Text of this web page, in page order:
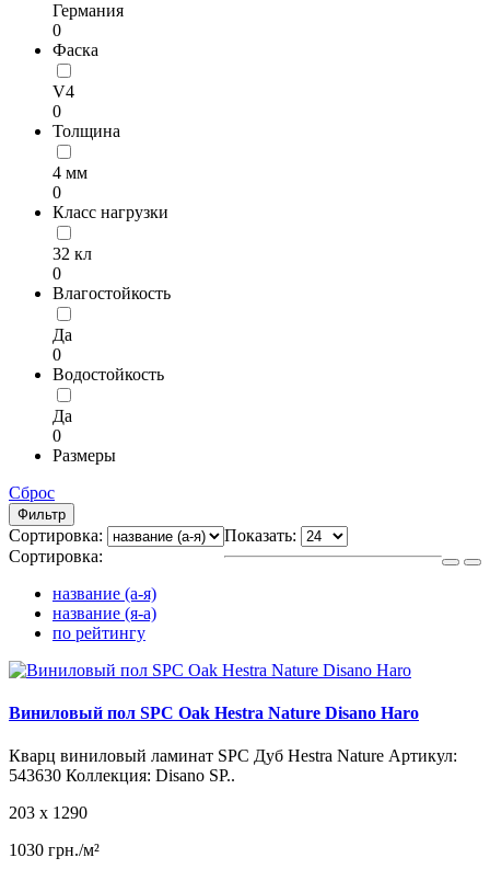
Германия
0
Фаска
V4
0
Толщина
4 мм
0
Класс нагрузки
32 кл
0
Влагостойкость
Да
0
Водостойкость
Да
0
Размеры
Сброс
Фильтр
Сортировка:
Сортировка:
название (а-я)
название (я-а)
по рейтингу
Показать:
Виниловый пол SPC Oak Hestra Nature Disano Haro
Кварц виниловый ламинат SPC Дуб Hestra Nature Артикул:
543630 Коллекция: Disano SP..
203 x 1290
1030 грн./м²